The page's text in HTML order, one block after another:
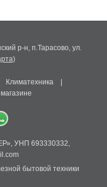
р-н, п.Тарасово, ул.
)
Климатехника |
, УНП 693330332,
бытовой техники